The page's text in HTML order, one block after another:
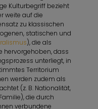
Kulturbegriff bezieht
weite auf die
zu klassischen
statischen und
), die als
hervorgehoben, dass
unterliegt, in
Territorium
werden zudem als
(z. B. Nationalität,
die durch
verbundene